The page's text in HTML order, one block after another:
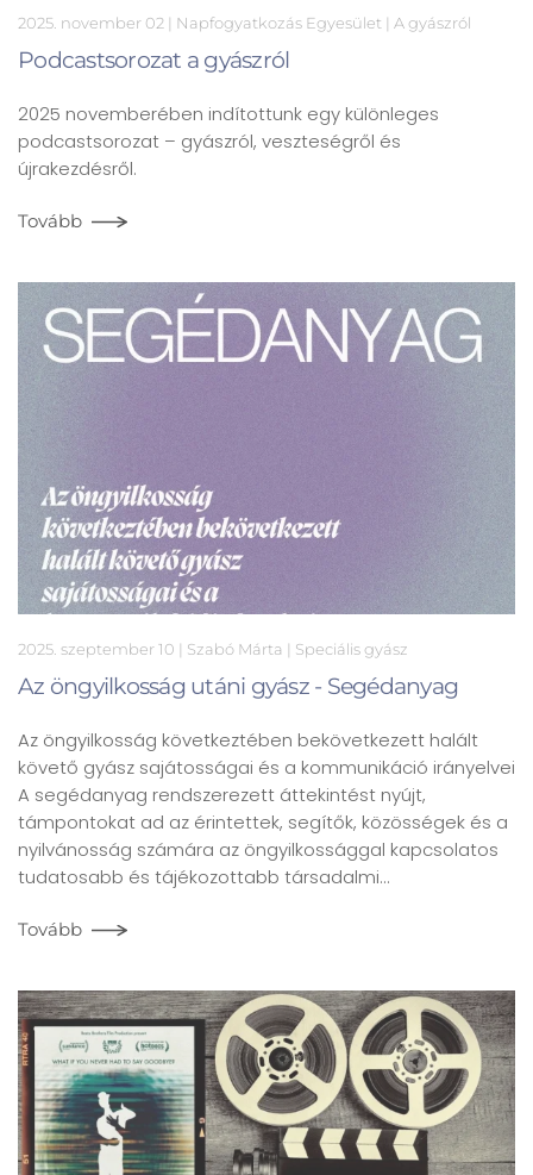
2025. november 02 | Napfogyatkozás Egyesület | A gyászról
Podcastsorozat a gyászról
2025 novemberében indítottunk egy különleges
podcastsorozat – gyászról, veszteségről és
újrakezdésről.
Tovább
2025. szeptember 10 | Szabó Márta | Speciális gyász
Az öngyilkosság utáni gyász - Segédanyag
Az öngyilkosság következtében bekövetkezett halált
követő gyász sajátosságai és a kommunikáció irányelvei
A segédanyag rendszerezett áttekintést nyújt,
támpontokat ad az érintettek, segítők, közösségek és a
nyilvánosság számára az öngyilkossággal kapcsolatos
tudatosabb és tájékozottabb társadalmi…
Tovább